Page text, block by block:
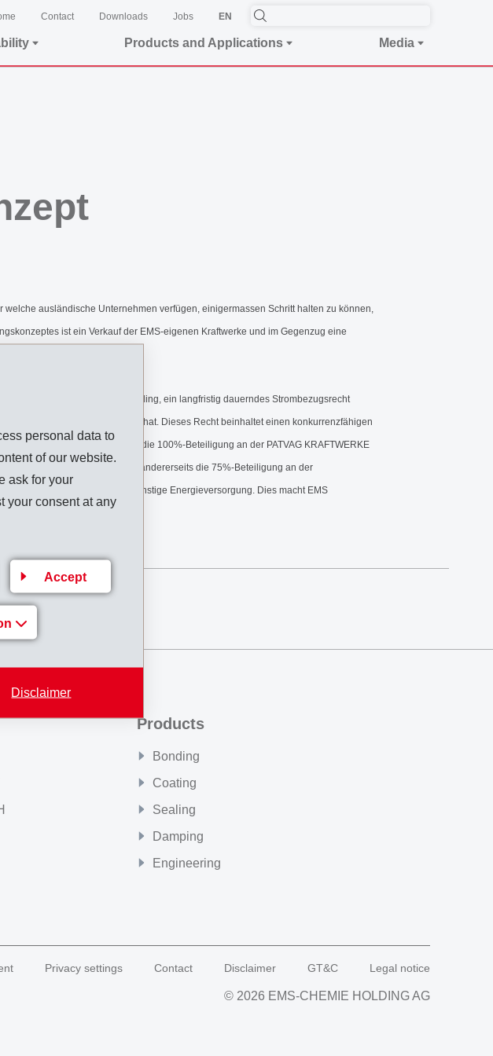
personal data to
of our website.
ask for your
your consent at any
Accept
Disclaimer
Contact Downloads Jobs EN
Products and Applications Media
ausländische Unternehmen verfügen, einigermassen Schritt halten zu können,
ist ein Verkauf der EMS-eigenen Kraftwerke und im Gegenzug eine
Strom.
einer Tochter der Axpo Holding, ein langfristig dauerndes Strombezugsrecht
Romanshorn TG) Gültigkeit hat. Dieses Recht beinhaltet einen konkurrenzfähigen
per 31.12.2002 einerseits die 100%-Beteiligung an der PATVAG KRAFTWERKE
FRISAL AG) und andererseits die 75%-Beteiligung an der
eine sichere und kostengünstige Energieversorgung. Dies macht EMS
Products
Bonding
Coating
Sealing
Damping
Engineering
Privacy settings Contact Disclaimer GT&C Legal notice
© 2026 EMS-CHEMIE HOLDING AG